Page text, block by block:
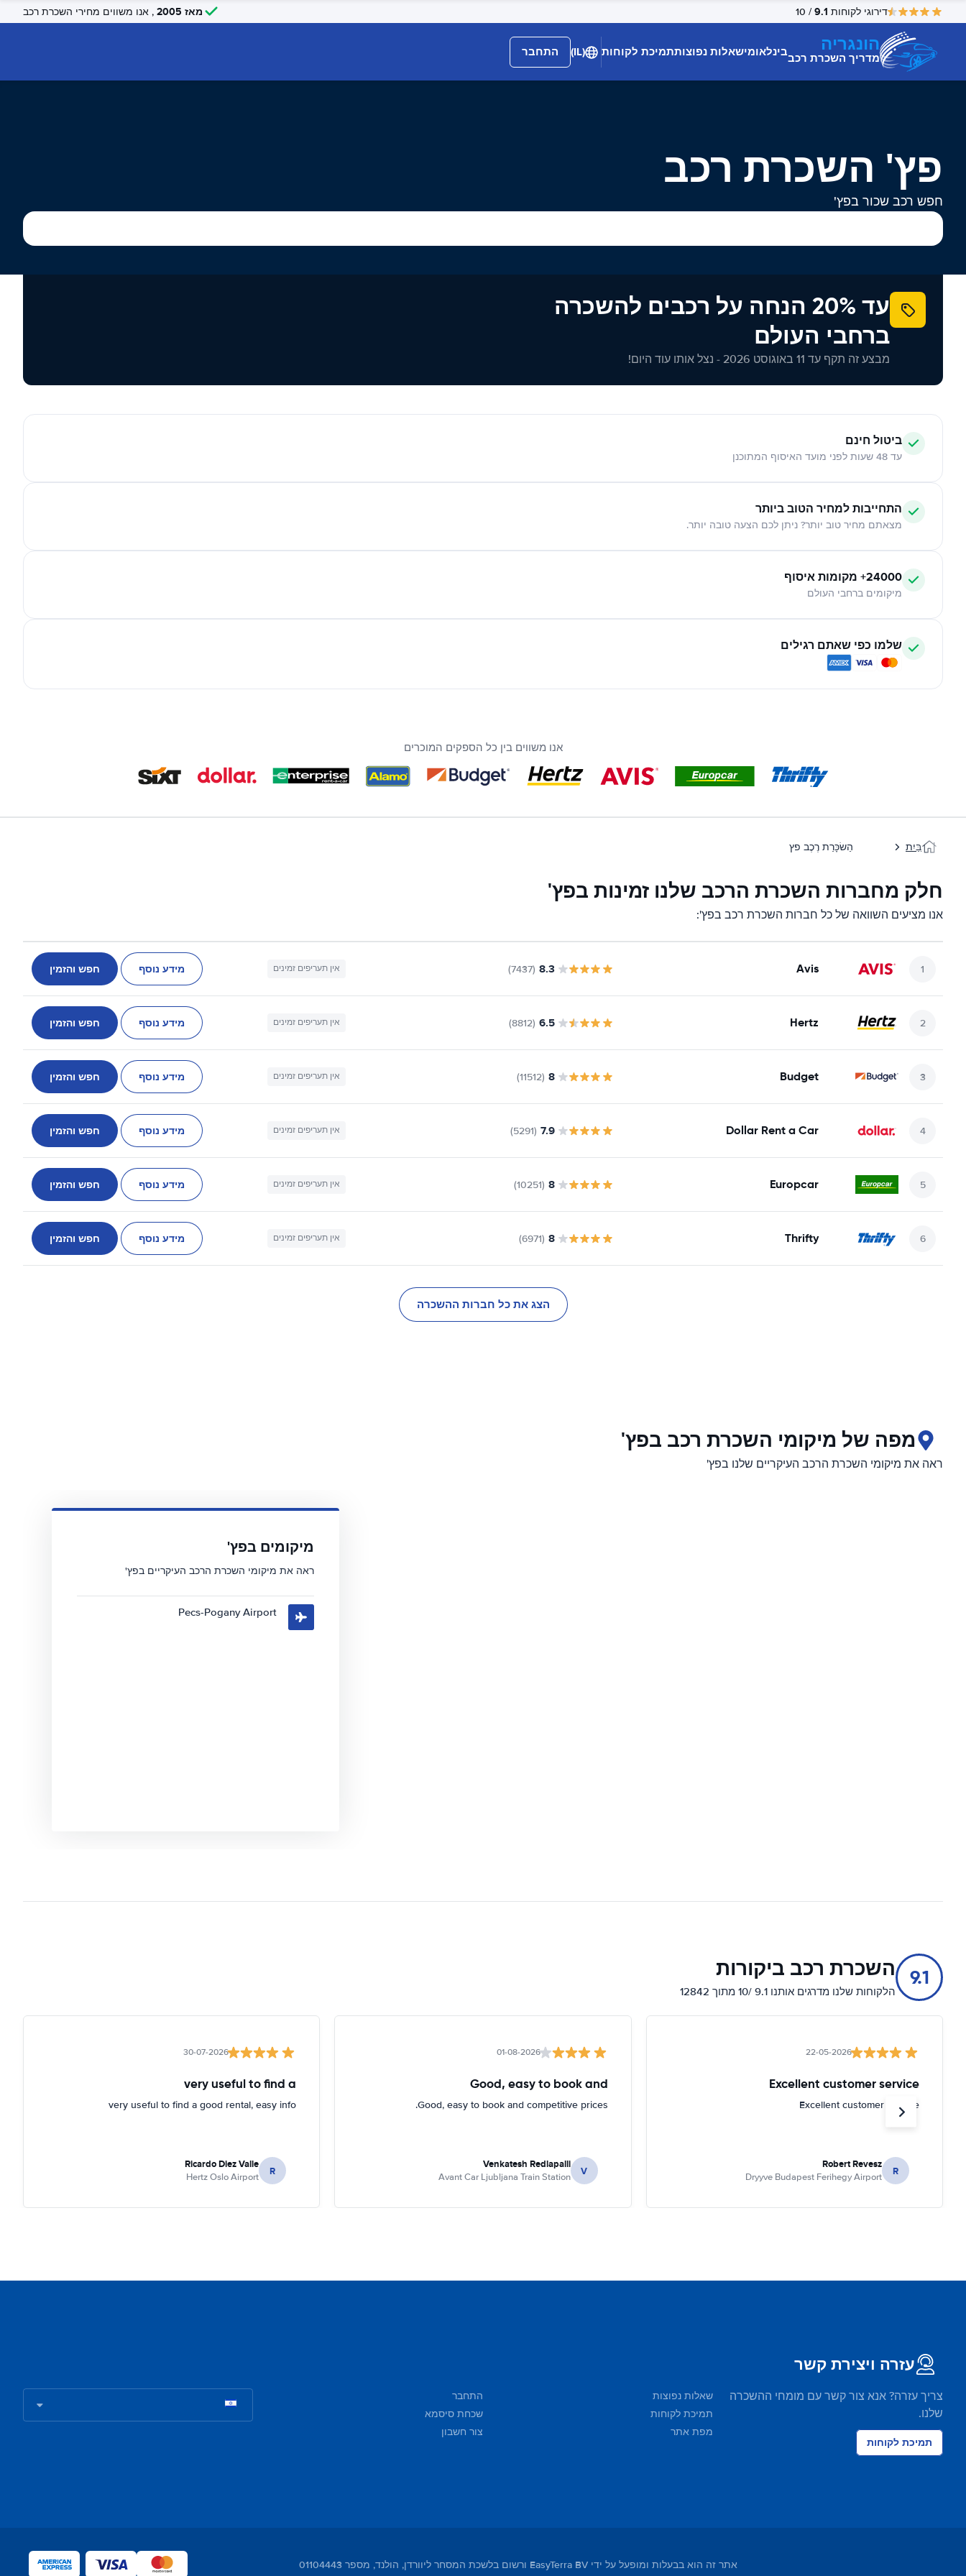
דירוגי לקוחות 9.1
/ 10 מאז 2005 , אנו משווים מחירי השכרת רכב
הונגריה
מדריך השכרת רכבבינלאומישאלות נפוצותתמיכת לקוחות (IL) התחבר
פץ' השכרת רכב
חפש רכב שכור בפץ'
עד 20% הנחה על רכבים להשכרה
ברחבי העולם
מבצע זה תקף עד 11 באוגוסט 2026 - נצל אותו עוד היום!
ביטול חינם
עד 48 שעות לפני מועד האיסוף המתוכנן
התחייבות למחיר הטוב ביותר
מצאתם מחיר טוב יותר? ניתן לכם הצעה טובה יותר.
24000+ מקומות איסוף
מיקומים ברחבי העולם
שלמו כפי שאתם רגילים
אנו משווים בין כל הספקים המוכרים
בַּיִת הַשׂכָּרַת רֶכֶב פץ
חלק מחברות השכרת הרכב שלנו זמינות בפץ'
אנו מציעים השוואה של כל חברות השכרת רכב בפץ':
Avis
8.3
(7437) אין תעריפים זמינים מידע נוסף חפש והזמין
Hertz
6.5
(8812) אין תעריפים זמינים מידע נוסף חפש והזמין
Budget
8
(11512) אין תעריפים זמינים מידע נוסף חפש והזמין
Dollar Rent a Car
7.9
(5291) אין תעריפים זמינים מידע נוסף חפש והזמין
Europcar
8
(10251) אין תעריפים זמינים מידע נוסף חפש והזמין
Thrifty
8
(6971) אין תעריפים זמינים מידע נוסף חפש והזמין
הצג את כל חברות ההשכרה
מפה של מיקומי השכרת רכב בפץ'
ראה את מיקומי השכרת הרכב העיקריים שלנו בפץ'
מיקומים בפץ'
ראה את מיקומי השכרת הרכב העיקריים בפץ'
Pecs-Pogany Airport
9.1 השכרת רכב ביקורות
הלקוחות שלנו מדרגים אותנו 9.1 /10 מתוך 12842
22-05-2026
Excellent customer service
Excellent customer service
R
Robert Revesz
Dryyve Budapest Ferihegy Airport
01-08-2026
Good, easy to book and
Good, easy to book and competitive prices.
V
Venkatesh Redlapalli
Avant Car Ljubljana Train Station
30-07-2026
very useful to find a
very useful to find a good rental, easy info
R
Ricardo Diez Valle
Hertz Oslo Airport
עזרה ויצירת קשר
צריך עזרה? אנא צור קשר עם מומחי ההשכרה
שלנו.
תמיכת לקוחות
שאלות נפוצות
תמיכת לקוחות
מפת אתר
התחבר
שכחת סיסמא
צור חשבון
אתר זה הוא בבעלות ומופעל על ידי EasyTerra BV ורשום בלשכת המסחר ליוורדן, הולנד, מספר 01104443